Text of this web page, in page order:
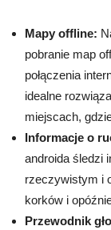
Mapy offline:
pobranie map
połączenia
idealne
miejscach,
Informacje o
androida śledzi
rzeczywistym i
korków i
Przewodnik